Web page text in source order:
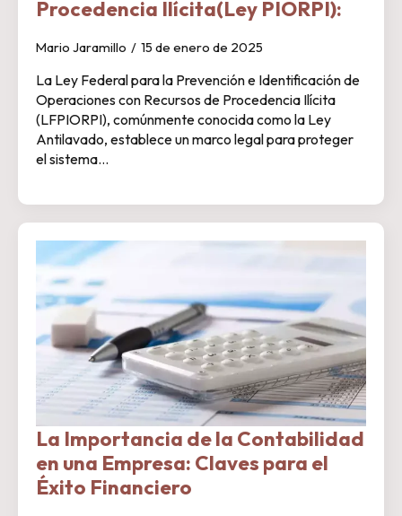
Procedencia Ilícita(Ley PIORPI):
Mario Jaramillo 15 de enero de 2025
La Ley Federal para la Prevención e Identificación de
Operaciones con Recursos de Procedencia Ilícita
(LFPIORPI), comúnmente conocida como la Ley
Antilavado, establece un marco legal para proteger
el sistema…
La Importancia de la Contabilidad
en una Empresa: Claves para el
Éxito Financiero